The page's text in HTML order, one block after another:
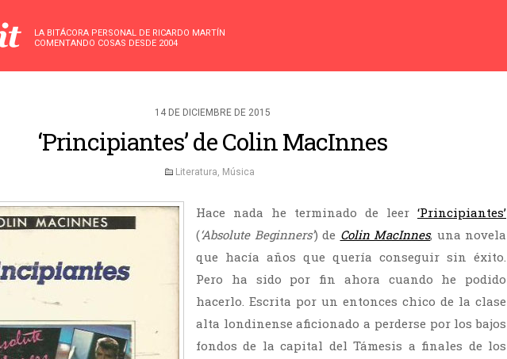
LA BITÁCORA PERSONAL DE RICARDO MARTÍN
COMENTANDO COSAS DESDE 2004
14 DE DICIEMBRE DE 2015
‘Principiantes’ de Colin MacInnes
Literatura, Música
Hace nada he terminado de leer ‘Principiantes’
(‘Absolute Beginners’) de Colin MacInnes, una novela
que hacía años que quería conseguir sin éxito.
Pero ha sido por fin ahora cuando he podido
hacerlo. Escrita por un entonces chico de la clase
alta londinense aficionado a perderse por los bajos
fondos de la capital del Támesis a finales de los